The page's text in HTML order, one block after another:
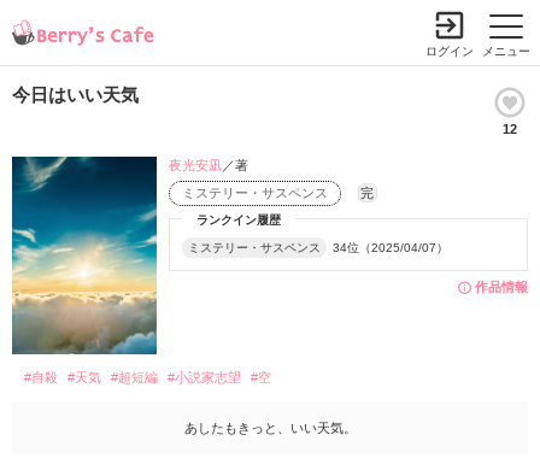
メニュー
ログイン
今日はいい天気
12
作品情報
ランクイン履歴
ミステリー・サスペンス 34位（2025/04/07）
ミステリー・サスペンス 完
夜光安凪 ／著
#自殺 #天気 #超短編 #小説家志望 #空
あしたもきっと、いい天気。